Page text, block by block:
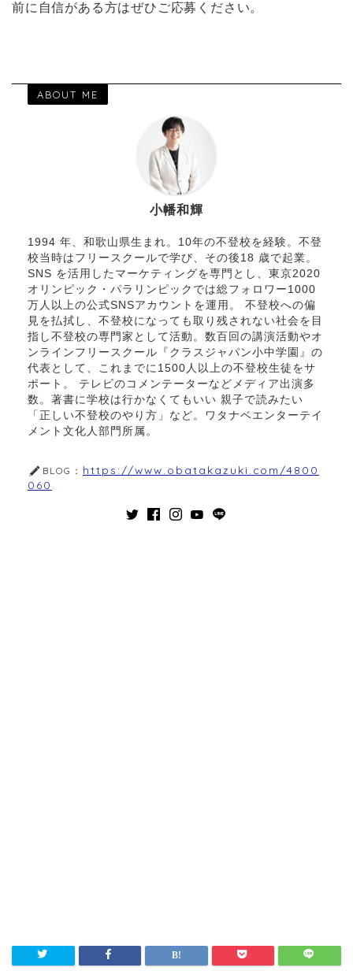
前に自信がある方はぜひご応募ください。
ABOUT ME
小幡和輝
1994 年、和歌山県生まれ。10年の不登校を経験。不登
校当時はフリースクールで学び、その後18 歳で起業。
SNS を活用したマーケティングを専門とし、東京2020
オリンピック・パラリンピックでは総フォロワー1000
万人以上の公式SNSアカウントを運用。 不登校への偏
見を払拭し、不登校になっても取り残されない社会を目
指し不登校の専門家として活動。数百回の講演活動やオ
ンラインフリースクール『クラスジャパン小中学園』の
代表として、これまでに1500人以上の不登校生徒をサ
ポート。 テレビのコメンテーターなどメディア出演多
数。著書に学校は行かなくてもいい 親子で読みたい
「正しい不登校のやり方」など。ワタナベエンターテイ
メント文化人部門所属。
BLOG： https://www.obatakazuki.com/4800
060